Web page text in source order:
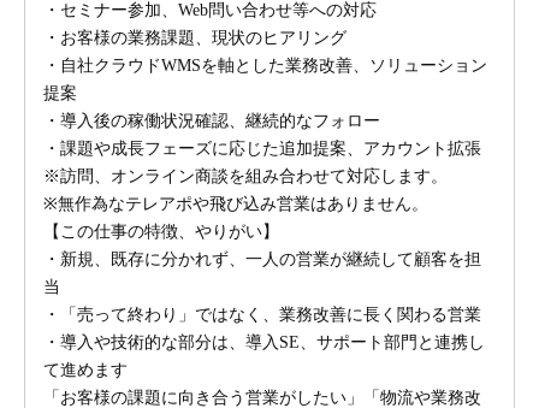
・セミナー参加、Web問い合わせ等への対応
・お客様の業務課題、現状のヒアリング
・自社クラウドWMSを軸とした業務改善、ソリューション
提案
・導入後の稼働状況確認、継続的なフォロー
・課題や成長フェーズに応じた追加提案、アカウント拡張
※訪問、オンライン商談を組み合わせて対応します。
※無作為なテレアポや飛び込み営業はありません。
【この仕事の特徴、やりがい】
・新規、既存に分かれず、一人の営業が継続して顧客を担
当
・「売って終わり」ではなく、業務改善に長く関わる営業
・導入や技術的な部分は、導入SE、サポート部門と連携し
て進めます
「お客様の課題に向き合う営業がしたい」「物流や業務改